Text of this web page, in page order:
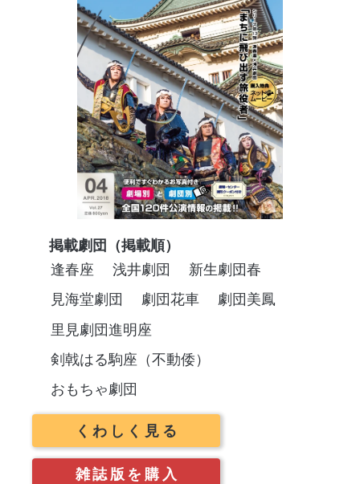
掲載劇団（掲載順）
逢春座
浅井劇団
新生劇団春
見海堂劇団
劇団花車
劇団美鳳
里見劇団進明座
剣戟はる駒座（不動倭）
おもちゃ劇団
くわしく見る
雑誌版を購入